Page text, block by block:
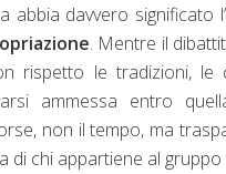
davvero significato
. Mentre il
rispetto le tradizioni, le
ammessa entro
non il tempo, ma
chi appartiene al gruppo